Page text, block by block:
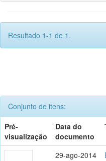
Resultado 1-1 de 1.
Conjunto de itens:
Pré-
visualização
Data do
documento
29-ago-2014